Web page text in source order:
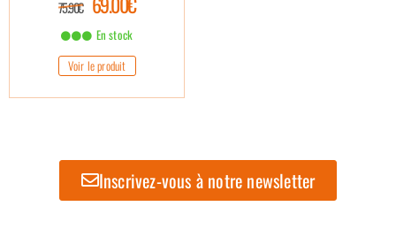
75.90€
En stock
Voir le produit
Inscrivez-vous à notre newsletter